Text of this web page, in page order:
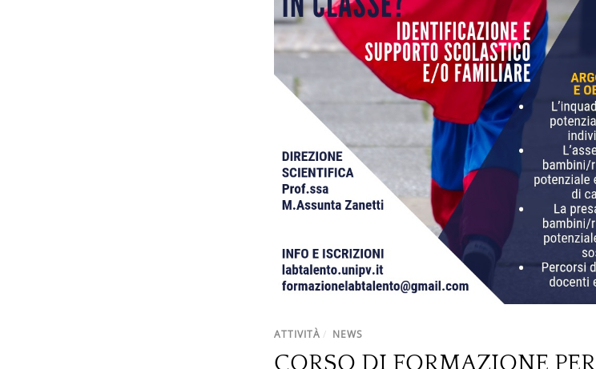
ATTIVITÀ / NEWS
CORSO DI FORMAZIONE PER